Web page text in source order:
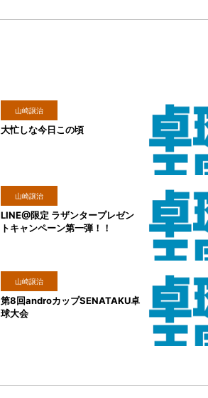
山崎譲治
大忙しな今日この頃
山崎譲治
LINE@限定 ラザンタープレゼン
トキャンペーン第一弾！！
山崎譲治
第8回androカップSENATAKU卓
球大会